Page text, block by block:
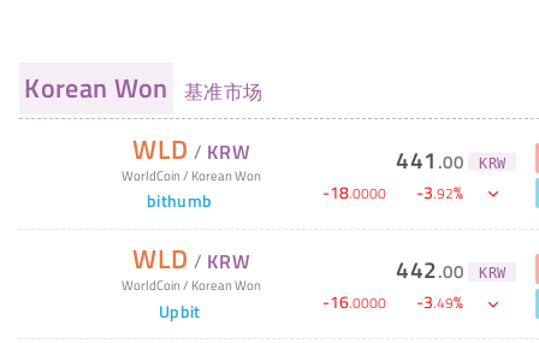
Korean Won 基准市场
WLD / KRW
WorldCoin/ Korean Won
bithumb
441 .00 KRW
-18.0000 -3.92%
WLD / KRW
WorldCoin/ Korean Won
Upbit
442.00 KRW
-16.0000 -3.49%